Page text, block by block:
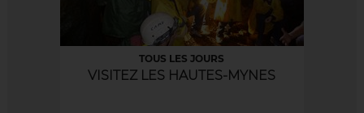
TOUS LES JOURS
VISITEZ LES HAUTES-MYNES